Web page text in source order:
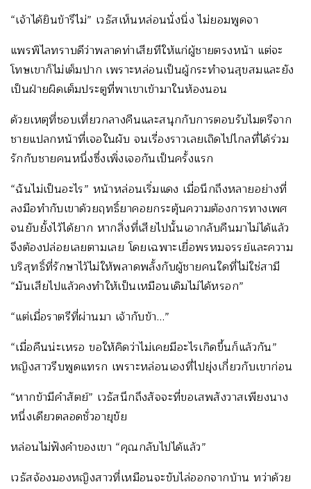
“เจ้าได้ยินข้ารึไม่” เวธัสเห็นหล่อนนั่งนิ่ง ไม่ยอมพูดจา
แพรพิไลทราบดีว่าพลาดท่าเสียทีให้แก่ผู้ชายตรงหน้า แต่จะ
โทษเขาก็ไม่เต็มปาก เพราะหล่อนเป็นผู้กระทำจนสุขสมและยัง
เป็นฝ่ายผิดเต็มประตูที่พาเขาเข้ามาในห้องนอน
ด้วยเหตุที่ชอบเที่ยวกลางคืนและสนุกกับการตอบรับไมตรีจาก
ชายแปลกหน้าที่เจอในผับ จนเรื่องราวเลยเถิดไปไกลที่ได้ร่วม
รักกับชายคนหนึ่งซึ่งเพิ่งเจอกันเป็นครั้งแรก
“ฉันไม่เป็นอะไร” หน้าหล่อนเริ่มแดง เมื่อนึกถึงหลายอย่างที่
ลงมือทำกับเขาด้วยฤทธิ์ยาคอยกระตุ้นความต้องการทางเพศ
จนยับยั้งไว้ได้ยาก หากสิ่งที่เสียไปนั้นเอากลับคืนมาไม่ได้แล้ว
จึงต้องปล่อยเลยตามเลย โดยเฉพาะเยื่อพรหมจรรย์และความ
บริสุทธิ์ที่รักษาไว้ไม่ให้พลาดพลั้งกับผู้ชายคนใดที่ไม่ใช่สามี
“มันเสียไปแล้วคงทำให้เป็นเหมือนเดิมไม่ได้หรอก”
“แต่เมื่อราตรีที่ผ่านมา เจ้ากับข้า…”
“เมื่อคืนน่ะเหรอ ขอให้คิดว่าไม่เคยมีอะไรเกิดขึ้นก็แล้วกัน”
หญิงสาวรีบพูดแทรก เพราะหล่อนเองที่ไปยุ่งเกี่ยวกับเขาก่อน
“หากข้ามีคำสัตย์” เวธัสนึกถึงสัจจะที่ขอเสพสังวาสเพียงนาง
หนึ่งเดียวตลอดชั่วอายุขัย
หล่อนไม่ฟังคำของเขา “คุณกลับไปได้แล้ว”
เวธัสจ้องมองหญิงสาวที่เหมือนจะขับไล่ออกจากบ้าน ทว่าด้วย